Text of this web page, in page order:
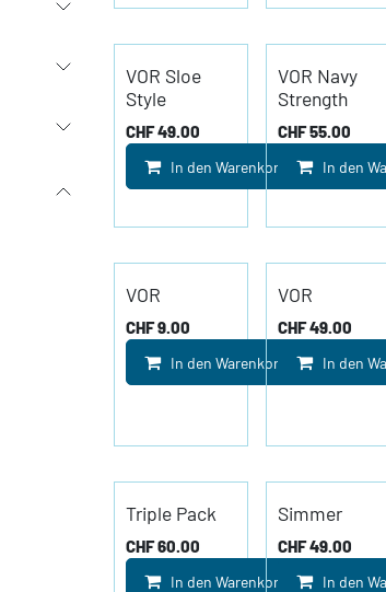
VOR Sloe
Style
CHF49.00
In den Warenkorb
VOR Navy
Strength
CHF55.00
In den
VOR
CHF9.00
In den Warenkorb
VOR
CHF49.00
In den
Triple Pack
CHF60.00
In den Warenkorb
Simmer
CHF49.00
In den